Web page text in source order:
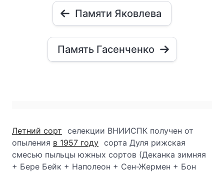
Памяти Яковлева
Память Гасенченко
Летний сорт селекции ВНИИСПК получен от
опыления в 1957 году сорта Дуля рижская
смесью пыльцы южных сортов (Деканка зимняя
+ Бере Бейк + Наполеон + Сен-Жермен + Бон